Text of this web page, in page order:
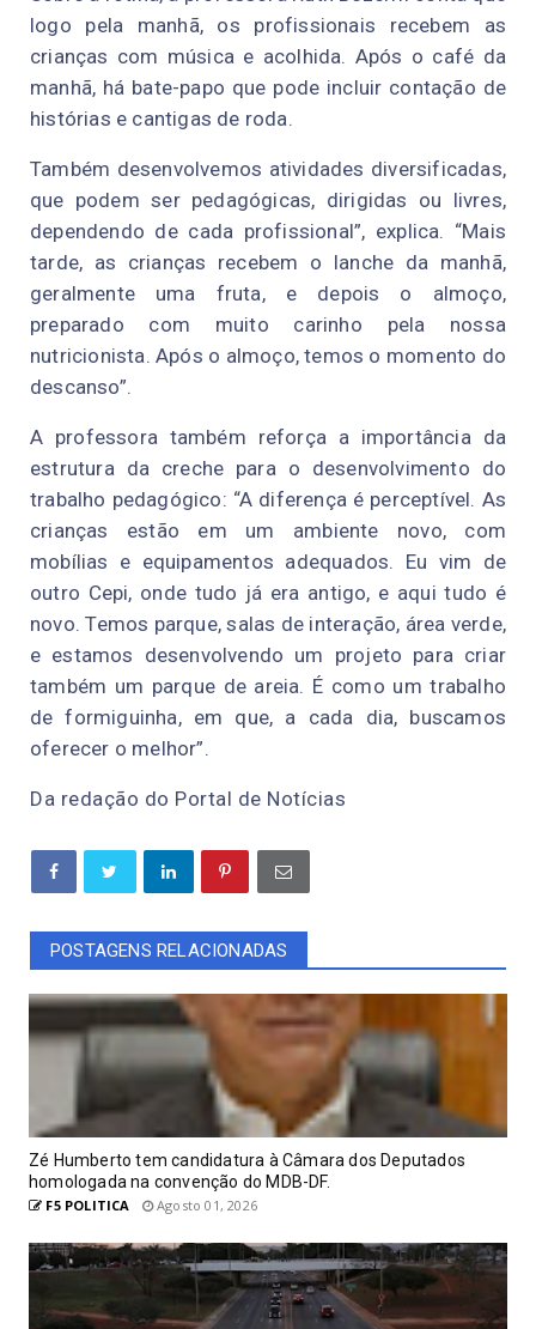
logo pela manhã, os profissionais recebem as
crianças com música e acolhida. Após o café da
manhã, há bate-papo que pode incluir contação de
histórias e cantigas de roda.
Também desenvolvemos atividades diversificadas,
que podem ser pedagógicas, dirigidas ou livres,
dependendo de cada profissional”, explica. “Mais
tarde, as crianças recebem o lanche da manhã,
geralmente uma fruta, e depois o almoço,
preparado com muito carinho pela nossa
nutricionista. Após o almoço, temos o momento do
descanso”.
A professora também reforça a importância da
estrutura da creche para o desenvolvimento do
trabalho pedagógico: “A diferença é perceptível. As
crianças estão em um ambiente novo, com
mobílias e equipamentos adequados. Eu vim de
outro Cepi, onde tudo já era antigo, e aqui tudo é
novo. Temos parque, salas de interação, área verde,
e estamos desenvolvendo um projeto para criar
também um parque de areia. É como um trabalho
de formiguinha, em que, a cada dia, buscamos
oferecer o melhor”.
Da redação do Portal de Notícias
POSTAGENS RELACIONADAS
Zé Humberto tem candidatura à Câmara dos Deputados
homologada na convenção do MDB-DF.
F5 POLITICA Agosto 01, 2026